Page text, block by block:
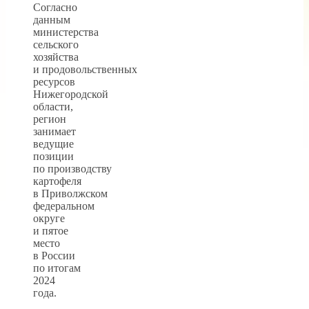
Согласно
данным
министерства
сельского
хозяйства
и продовольственных
ресурсов
Нижегородской
области,
регион
занимает
ведущие
позиции
по производству
картофеля
в Приволжском
федеральном
округе
и пятое
место
в России
по итогам
2024
года.